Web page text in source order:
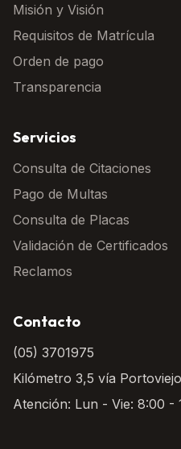
Misión y Visión
Requisitos de Matrícula
Orden de pago
Transparencia
Servicios
Consulta de Citaciones
Pago de Multas
Consulta de Placas
Validación de Certificados
Reclamos
Contacto
(05) 3701975
Kilómetro 3,5 vía
Atención: Lun - Vie: 8:00 -